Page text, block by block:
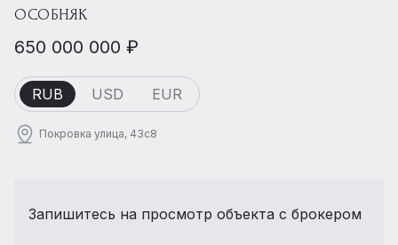
ОСОБНЯК
650 000 000 ₽
RUB USD EUR
Покровка улица, 43с8
Запишитесь на просмотр объекта с брокером